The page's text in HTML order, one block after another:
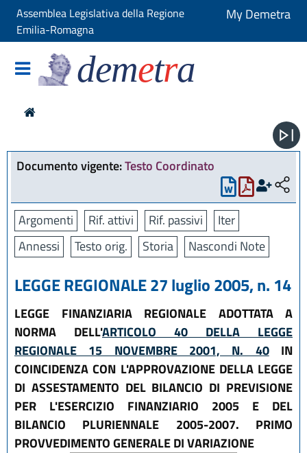
Assemblea Legislativa della Regione
Emilia-Romagna
My Demetra
demetra
Documento vigente:Testo Coordinato
Argomenti Rif. attivi Rif. passivi
Iter
Annessi
Testo orig. Storia Nascondi Note
LEGGE REGIONALE 27 luglio 2005, n. 14
LEGGE FINANZIARIA REGIONALE ADOTTATA A
NORMA DELL'ARTICOLO 40 DELLA LEGGE
REGIONALE 15 NOVEMBRE 2001, N. 40IN
COINCIDENZA CON L'APPROVAZIONE DELLA LEGGE
DI ASSESTAMENTO DEL BILANCIO DI PREVISIONE
PER L'ESERCIZIO FINANZIARIO 2005 E DEL
BILANCIO PLURIENNALE 2005-2007. PRIMO
PROVVEDIMENTO GENERALE DI VARIAZIONE